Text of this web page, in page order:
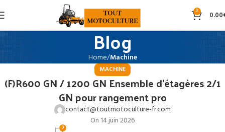
0 0.00
Blog
Home Machine
MACHINE
(F)R600 GN / 1200 GN Ensemble d’étagères 2/1
GN pour rangement pro
contact@toutmotoculture-fr.com
On 14 juin 2026
0